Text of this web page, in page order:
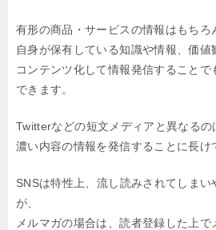
有形の商品・サービスの情報はもちろ
自身が保有している知識や情報、価値
コンテンツ化して情報発信すること
できます。
Twitterなどの短文メディアと異なるの
濃い内容の情報を発信することに長け
SNSは特性上、流し読みされてしまい
が、
メルマガの場合は、読者登録した上